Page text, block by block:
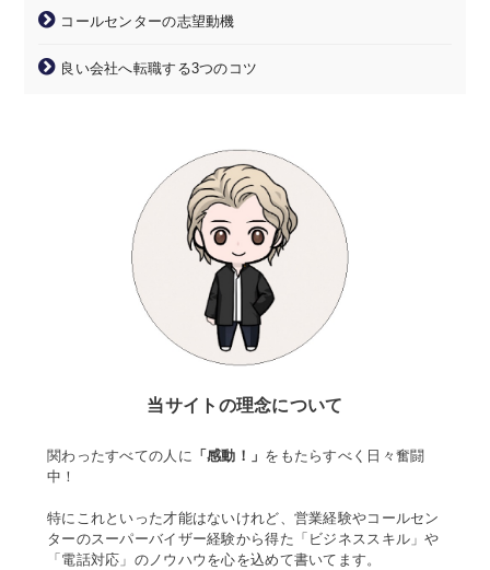
コールセンターの志望動機
良い会社へ転職する3つのコツ
当サイトの理念について
関わったすべての人に 「感動！」 をもたらすべく日々奮闘
中！
特にこれといった才能はないけれど、営業経験やコールセン
ターのスーパーバイザー経験から得た「ビジネススキル」や
「電話対応」のノウハウを心を込めて書いてます。